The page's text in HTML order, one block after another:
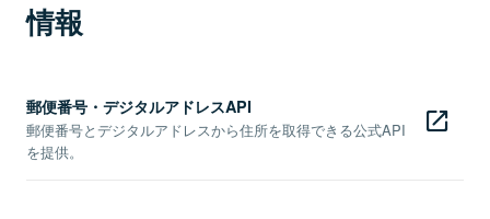
情報
郵便番号・デジタルアドレスAPI
郵便番号とデジタルアドレスから住所を取得できる公式API
を提供。